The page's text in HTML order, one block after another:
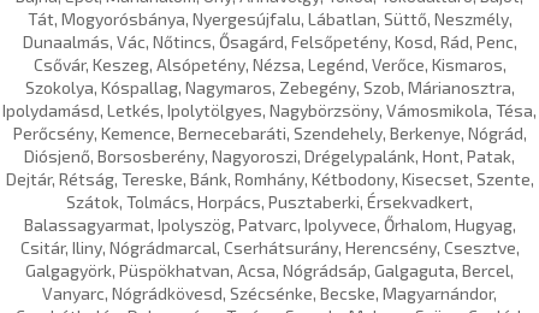
Tát, Mogyorósbánya, Nyergesújfalu, Lábatlan, Süttő, Neszmély,
Dunaalmás, Vác, Nőtincs, Ősagárd, Felsőpetény, Kosd, Rád, Penc,
Csővár, Keszeg, Alsópetény, Nézsa, Legénd, Verőce, Kismaros,
Szokolya, Kóspallag, Nagymaros, Zebegény, Szob, Márianosztra,
Ipolydamásd, Letkés, Ipolytölgyes, Nagybörzsöny, Vámosmikola, Tésa,
Perőcsény, Kemence, Bernecebaráti, Szendehely, Berkenye, Nógrád,
Diósjenő, Borsosberény, Nagyoroszi, Drégelypalánk, Hont, Patak,
Dejtár, Rétság, Tereske, Bánk, Romhány, Kétbodony, Kisecset, Szente,
Szátok, Tolmács, Horpács, Pusztaberki, Érsekvadkert,
Balassagyarmat, Ipolyszög, Patvarc, Ipolyvece, Őrhalom, Hugyag,
Csitár, Iliny, Nógrádmarcal, Cserhátsurány, Herencsény, Csesztve,
Galgagyörk, Püspökhatvan, Acsa, Nógrádsáp, Galgaguta, Bercel,
Vanyarc, Nógrádkövesd, Szécsénke, Becske, Magyarnándor,